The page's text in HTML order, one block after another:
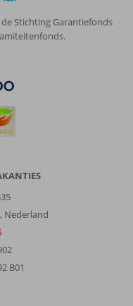
Stichting Garantiefonds
Nederland
B01